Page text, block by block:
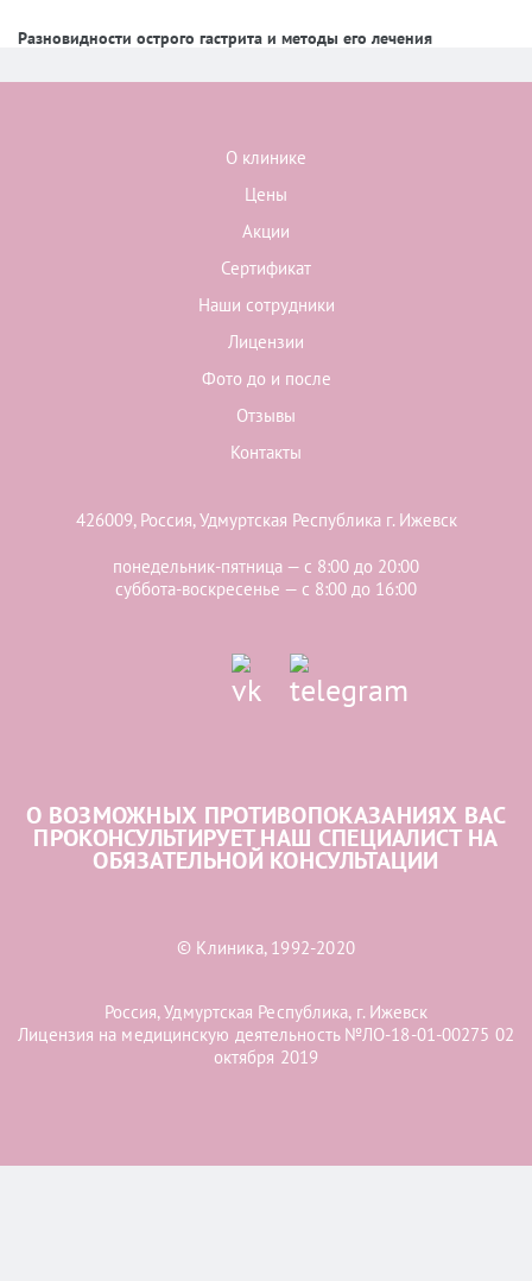
Разновидности острого гастрита и методы его лечения
О клинике
Цены
Акции
Сертификат
Наши сотрудники
Лицензии
Фото до и после
Отзывы
Контакты
426009, Россия, Удмуртская Республика г. Ижевск
понедельник-пятница — с 8:00 до 20:00
суббота-воскресенье — с 8:00 до 16:00
О ВОЗМОЖНЫХ ПРОТИВОПОКАЗАНИЯХ ВАС
ПРОКОНСУЛЬТИРУЕТ НАШ СПЕЦИАЛИСТ НА
ОБЯЗАТЕЛЬНОЙ КОНСУЛЬТАЦИИ
© Клиника, 1992-2020
Россия, Удмуртская Республика, г. Ижевск
Лицензия на медицинскую деятельность №ЛО-18-01-00275 02
октября 2019